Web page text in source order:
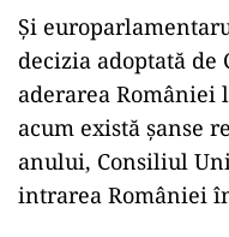
Și
decizia adoptată
aderarea României
acum există şanse
anului, Consiliul
intrarea României